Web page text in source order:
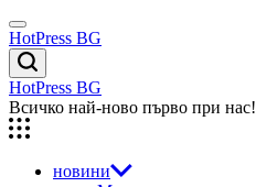
Skip
to
content
Menu
HotPress BG
Търсене
HotPress BG
Всичко най-ново първо при нас!
новини